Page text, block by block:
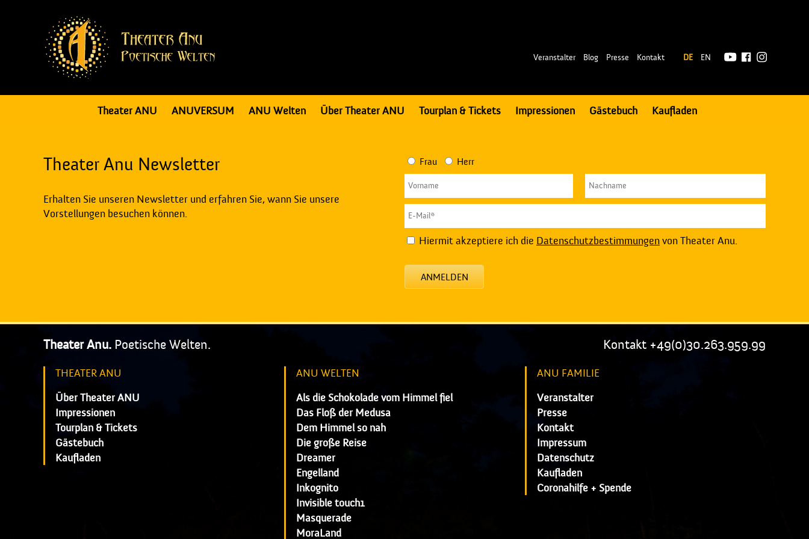
Veranstalter Blog Presse Kontakt DE EN
Theater ANU ANUVERSUM ANU Welten Über Theater ANU Tourplan & Tickets Impressionen Gästebuch Kaufladen
Theater Anu Newsletter
Erhalten Sie unseren Newsletter und erfahren Sie, wann Sie unsere
Vorstellungen besuchen können.
Frau Herr
Hiermit akzeptiere ich die Datenschutzbestimmungenvon Theater Anu.
ANMELDEN
Theater Anu. Poetische Welten. Kontakt +49(0)30.263.959.99
THEATER ANU
Über Theater ANU
Impressionen
Tourplan & Tickets
Gästebuch
Kaufladen
ANU WELTEN
Als die Schokolade vom Himmel fiel
Das Floß der Medusa
Dem Himmel so nah
Die große Reise
Dreamer
Engelland
Inkognito
Invisible touch1
Masquerade
MoraLand
ANU FAMILIE
Veranstalter
Presse
Kontakt
Impressum
Datenschutz
Kaufladen
Coronahilfe + Spende